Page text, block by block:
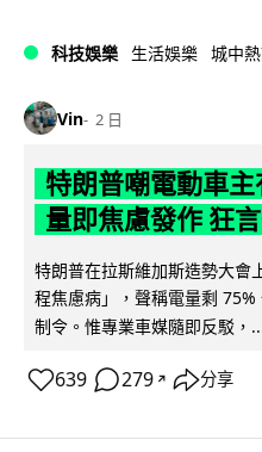
科技娛樂 生活娛樂 城中
Vin 2 日
特朗普嘲電動車
量即焦慮發作 狂
特朗普在拉斯維加斯造勢大會
程焦慮病」，聲稱電量剩
制令。惟專業車媒隨即反駁，
639 279 ↗ 分享